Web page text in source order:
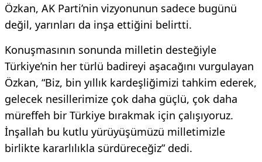
Özkan, AK Parti’nin vizyonunun sadece bugünü
değil, yarınları da inşa ettiğini belirtti.
Konuşmasının sonunda milletin desteğiyle
Türkiye’nin her türlü badireyi aşacağını vurgulayan
Özkan, “Biz, bin yıllık kardeşliğimizi tahkim ederek,
gelecek nesillerimize çok daha güçlü, çok daha
müreffeh bir Türkiye bırakmak için çalışıyoruz.
İnşallah bu kutlu yürüyüşümüzü milletimizle
birlikte kararlılıkla sürdüreceğiz” dedi.